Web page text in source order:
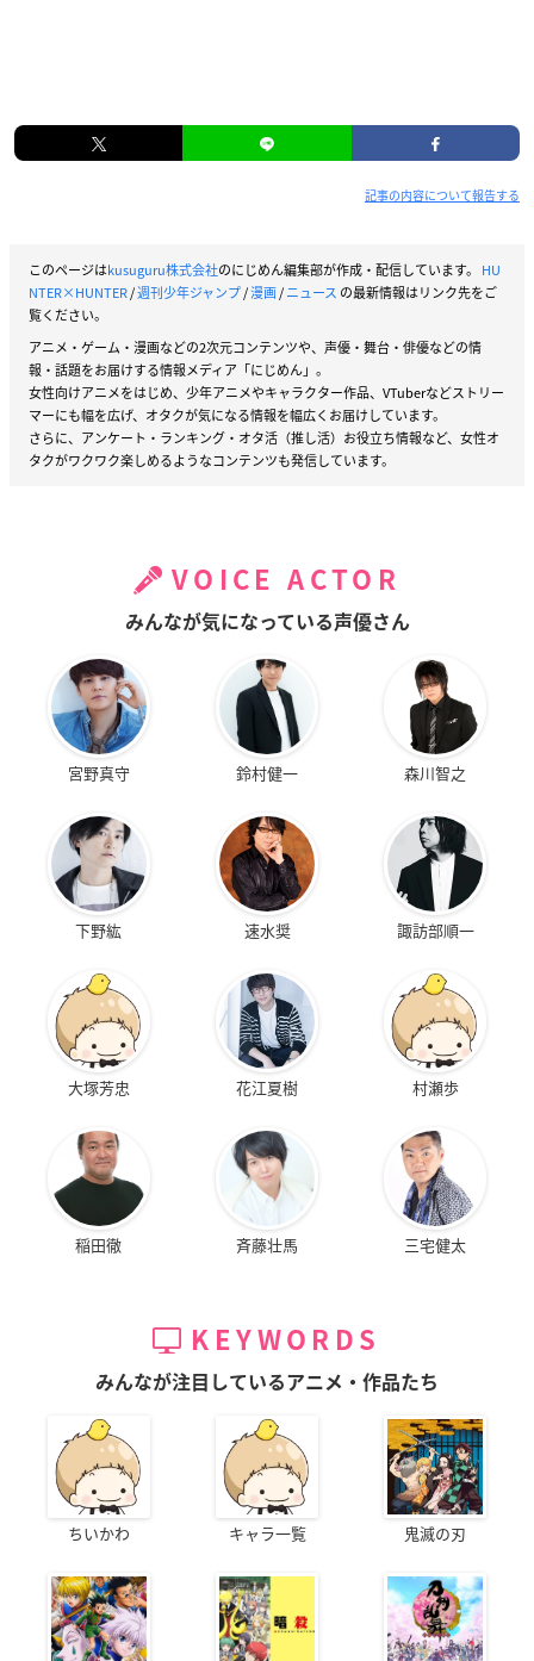
記事の内容について報告する
このページはkusuguru株式会社のにじめん編集部が作成・配信しています。 HU
NTER×HUNTER/週刊少年ジャンプ/漫画/ニュース の最新情報はリンク先をご
覧ください。
アニメ・ゲーム・漫画などの2次元コンテンツや、声優・舞台・俳優などの情
報・話題をお届けする情報メディア「にじめん」。
女性向けアニメをはじめ、少年アニメやキャラクター作品、VTuberなどストリー
マーにも幅を広げ、オタクが気になる情報を幅広くお届けしています。
さらに、アンケート・ランキング・オタ活（推し活）お役立ち情報など、女性オ
タクがワクワク楽しめるようなコンテンツも発信しています。
VOICE ACTOR
みんなが気になっている声優さん
宮野真守 鈴村健一 森川智之
下野紘 速水奨 諏訪部順一
大塚芳忠 花江夏樹 村瀬歩
稲田徹 斉藤壮馬 三宅健太
KEYWORDS
みんなが注目しているアニメ・作品たち
ちいかわ キャラ一覧 鬼滅の刃